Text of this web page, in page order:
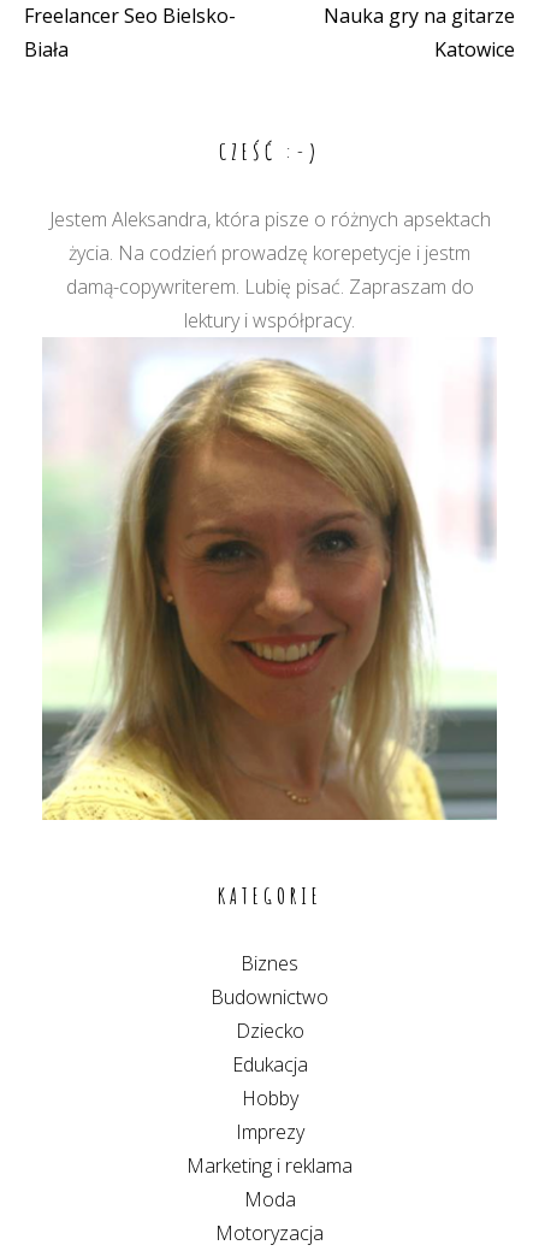
Nawigacja
Freelancer Seo Bielsko-
Biała
Nauka gry na gitarze
Katowice
CZEŚĆ :-)
Jestem Aleksandra, która pisze o różnych apsektach
życia. Na codzień prowadzę korepetycje i jestm
damą-copywriterem. Lubię pisać. Zapraszam do
lektury i współpracy.
KATEGORIE
Biznes
Budownictwo
Dziecko
Edukacja
Hobby
Imprezy
Marketing i reklama
Moda
Motoryzacja